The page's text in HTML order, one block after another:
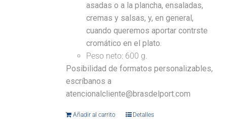
asadas o a la plancha, ensaladas,
cremas y salsas, y, en general,
cuando queremos aportar contrste
cromático en el plato.
Peso neto: 600 g.
Posibilidad de formatos personalizables,
escríbanos a
atencionalcliente@brasdelport.com
Añadir al carrito Detalles